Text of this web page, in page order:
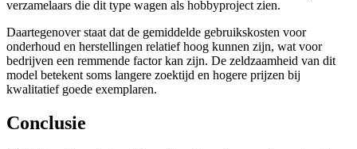
verzamelaars die dit type wagen als hobbyproject zien.
Daartegenover staat dat de gemiddelde gebruikskosten voor
onderhoud en herstellingen relatief hoog kunnen zijn, wat voor
bedrijven een remmende factor kan zijn. De zeldzaamheid van dit
model betekent soms langere zoektijd en hogere prijzen bij
kwalitatief goede exemplaren.
Conclusie